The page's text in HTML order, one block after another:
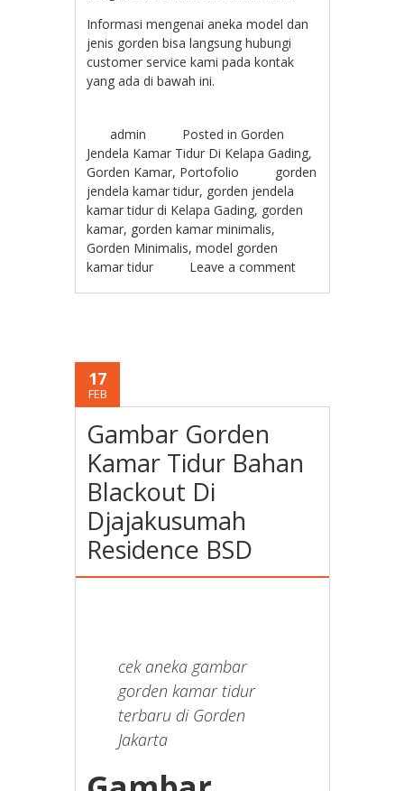
Informasi mengenai aneka model dan
jenis gorden bisa langsung hubungi
customer service kami pada kontak
yang ada di bawah ini.
admin Posted inGorden
Jendela Kamar Tidur Di Kelapa Gading,
Gorden Kamar, Portofolio
gorden
jendela kamar tidur, gorden jendela
kamar tidur di Kelapa Gading, gorden
kamar, gorden kamar minimalis,
Gorden Minimalis,model gorden
kamar tidur
Leave a comment
17
FEB
Gambar Gorden
Kamar Tidur Bahan
Blackout Di
Djajakusumah
Residence BSD
cek aneka gambar
gorden kamar tidur
terbaru di Gorden
Jakarta